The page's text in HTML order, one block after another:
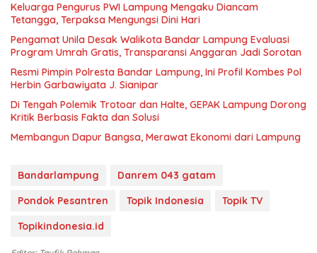
Keluarga Pengurus PWI Lampung Mengaku Diancam
Tetangga, Terpaksa Mengungsi Dini Hari
Pengamat Unila Desak Walikota Bandar Lampung Evaluasi
Program Umrah Gratis, Transparansi Anggaran Jadi Sorotan
Resmi Pimpin Polresta Bandar Lampung, Ini Profil Kombes Pol
Herbin Garbawiyata J. Sianipar
Di Tengah Polemik Trotoar dan Halte, GEPAK Lampung Dorong
Kritik Berbasis Fakta dan Solusi
Membangun Dapur Bangsa, Merawat Ekonomi dari Lampung
Bandarlampung
Danrem 043 gatam
Pondok Pesantren
Topik Indonesia
Topik TV
Topikindonesia.id